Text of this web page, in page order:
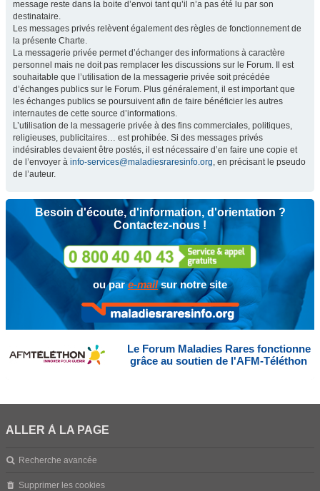
message reste dans la boite d’envoi tant qu’il n’a pas été lu par son
destinataire.
Les messages privés relèvent également des règles de fonctionnement de
la présente Charte.
La messagerie privée permet d’échanger des informations à caractère
personnel mais ne doit pas remplacer les discussions sur le Forum. Il est
souhaitable que l’utilisation de la messagerie privée soit précédée
d’échanges publics sur le Forum. Plus généralement, il est important que
les échanges publics se poursuivent afin de faire bénéficier les autres
internautes de cette source d’informations.
L’utilisation de la messagerie privée à des fins commerciales, politiques,
religieuses, publicitaires… est prohibée. Si des messages privés
indésirables devaient être postés, il est nécessaire d’en faire une copie et
de l’envoyer à info-services@maladiesraresinfo.org, en précisant le pseudo
de l’auteur.
Besoin d'écoute, d'information, d'orientation ?
Contactez-nous !
ou pare-mailsur notre site
Le Forum Maladies Rares fonctionne
grâce au soutien de l'AFM-Téléthon
ALLER À LA PAGE
Recherche avancée
Supprimer les cookies